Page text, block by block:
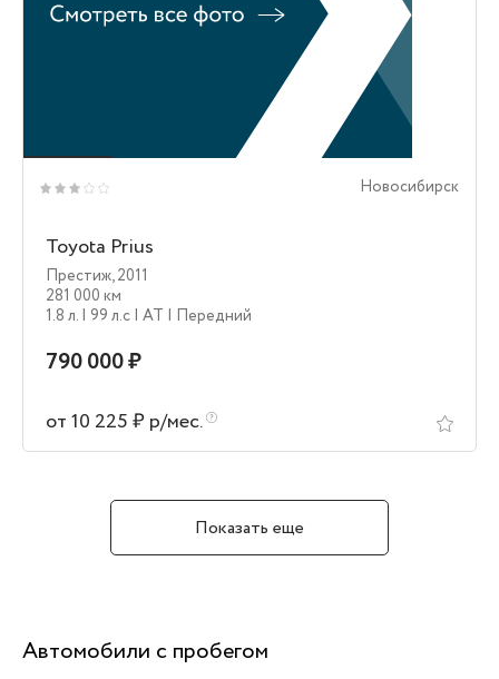
Новосибирск
Toyota Prius
Престиж,2011
281 000 км
1.8 л. | 99 л.c | AT | Передний
790 000 ₽
от 10 225 ₽ р/мес.
Показать еще
Автомобили с пробегом